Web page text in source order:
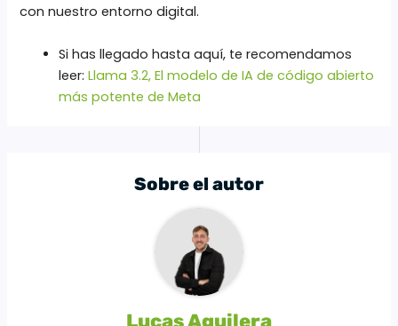
con nuestro entorno digital.
Si has llegado hasta aquí, te recomendamos
leer:Llama 3.2, El modelo de IA de código abierto
más potente de Meta
Sobre el autor
Lucas Aguilera